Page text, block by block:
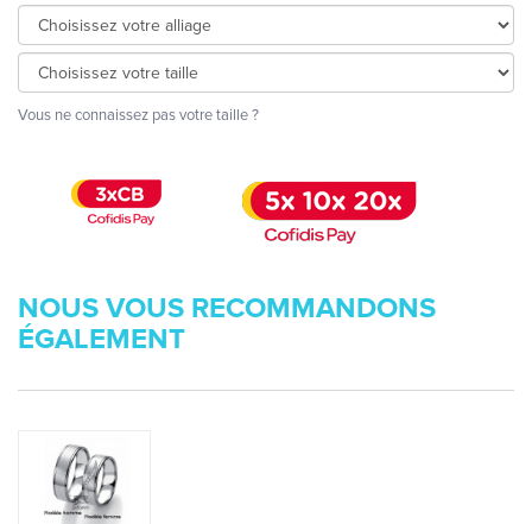
Vous ne connaissez pas votre taille ?
NOUS VOUS RECOMMANDONS
ÉGALEMENT